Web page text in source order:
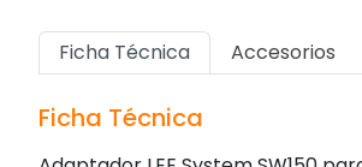
Ficha Técnica Accesorios
Ficha Técnica